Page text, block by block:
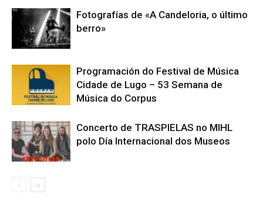
Fotografías de «A Candeloria, o último
berro»
Programación do Festival de Música
Cidade de Lugo – 53 Semana de
Música do Corpus
Concerto de TRASPIELAS no MIHL
polo Día Internacional dos Museos